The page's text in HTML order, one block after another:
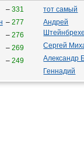
– 331
– 277
– 276
– 269
– 249
тот самый
Андрей
Сергей
Александр
Геннадий